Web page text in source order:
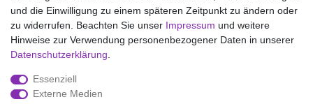
Impressum Daten­schutz­erklärung AGB
Widerrufs­recht
und die Einwilligung zu einem späteren Zeitpunkt zu ändern oder
zu widerrufen. Beachten Sie unser Impressum und weitere
Hinweise zur Verwendung personenbezogener Daten in unserer
Daten­schutz­erklärung
Essenziell
Externe Medien